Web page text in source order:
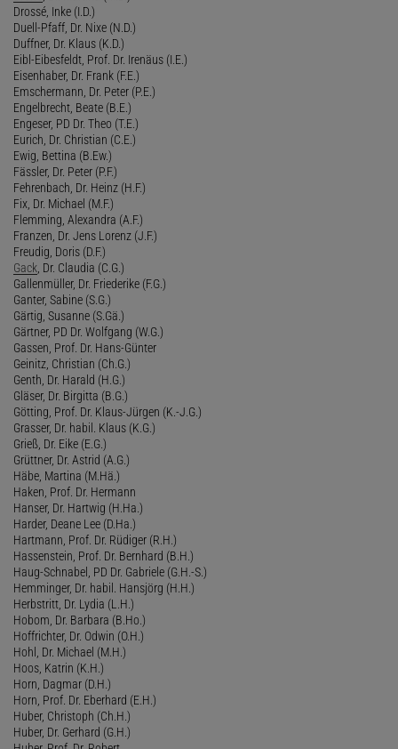
Drossé, Inke (I.D.)
Duell-Pfaff, Dr. Nixe (N.D.)
Duffner, Dr. Klaus (K.D.)
Eibl-Eibesfeldt, Prof. Dr. Irenäus (I.E.)
Eisenhaber, Dr. Frank (F.E.)
Emschermann, Dr. Peter (P.E.)
Engelbrecht, Beate (B.E.)
Engeser, PD Dr. Theo (T.E.)
Eurich, Dr. Christian (C.E.)
Ewig, Bettina (B.Ew.)
Fässler, Dr. Peter (P.F.)
Fehrenbach, Dr. Heinz (H.F.)
Fix, Dr. Michael (M.F.)
Flemming, Alexandra (A.F.)
Franzen, Dr. Jens Lorenz (J.F.)
Freudig, Doris (D.F.)
Gack , Dr. Claudia (C.G.)
Gallenmüller, Dr. Friederike (F.G.)
Ganter, Sabine (S.G.)
Gärtig, Susanne (S.Gä.)
Gärtner, PD Dr. Wolfgang (W.G.)
Gassen, Prof. Dr. Hans-Günter
Geinitz, Christian (Ch.G.)
Genth, Dr. Harald (H.G.)
Gläser, Dr. Birgitta (B.G.)
Götting, Prof. Dr. Klaus-Jürgen (K.-J.G.)
Grasser, Dr. habil. Klaus (K.G.)
Grieß, Dr. Eike (E.G.)
Grüttner, Dr. Astrid (A.G.)
Häbe, Martina (M.Hä.)
Haken, Prof. Dr. Hermann
Hanser, Dr. Hartwig (H.Ha.)
Harder, Deane Lee (D.Ha.)
Hartmann, Prof. Dr. Rüdiger (R.H.)
Hassenstein, Prof. Dr. Bernhard (B.H.)
Haug-Schnabel, PD Dr. Gabriele (G.H.-S.)
Hemminger, Dr. habil. Hansjörg (H.H.)
Herbstritt, Dr. Lydia (L.H.)
Hobom, Dr. Barbara (B.Ho.)
Hoffrichter, Dr. Odwin (O.H.)
Hohl, Dr. Michael (M.H.)
Hoos, Katrin (K.H.)
Horn, Dagmar (D.H.)
Horn, Prof. Dr. Eberhard (E.H.)
Huber, Christoph (Ch.H.)
Huber, Dr. Gerhard (G.H.)